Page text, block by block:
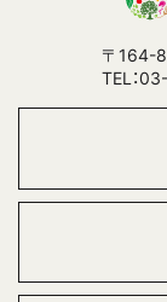
〒164-
TEL：